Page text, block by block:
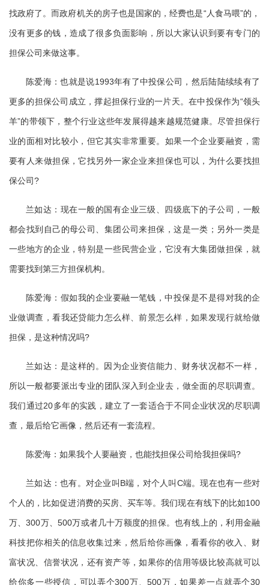
找政府了。而政府机关的房子也是国家的，经费也是“人食马喂”的，
没有更多的钱，造成了很多负面影响，所以大家认识到要有专门的
担保公司来做这事。
陈爱海：也就是说1993年有了中投保公司，然后陆陆续续有了
更多的担保公司成立，撑起担保行业的一片天。在中投保作为“领头
羊”的带领下，整个行业这些年发展得越来越规范健康。尽管担保行
业的面相对比较小，但它其实非常重要。如果一个企业要融资，需
要有人来做担保，它找另外一家企业来担保也可以，为什么要找担
保公司?
兰如达：现在一般的国有企业三级、四级底下的子公司，一般
都会找到自己的母公司、集团公司来担保，这是一类；另外一类是
一些地方的企业，特别是一些民营企业，它没有大集团做担保，就
需要找到第三方担保机构。
陈爱海：假如我的企业要融一笔钱，中投保是不是得对我的企
业做调查，看我还贷能力怎么样、前景怎么样，如果发现行就给做
担保，是这种情况吗?
兰如达：是这样的。因为企业资信能力、财务状况都不一样，
所以一般都要派出专业的团队深入到企业去，做全面的尽职调查。
我们通过20多年的实践，建立了一套适合于不同企业状况的尽职调
查，最后给它画像，然后还有一套流程。
陈爱海：如果我个人要融资，也能找担保公司给我担保吗?
兰如达：也有。对企业叫B端，对个人叫C端。现在也有一些对
个人的，比如促进消费的买房、买车等。我们现在有线下的比如100
万、300万、500万或者几十万额度的担保。也有线上的，利用金融
科技把你相关的信息收集过来，然后给你画像，看看你的收入、财
富状况、信誉状况，还有资产等，如果你的信用等级比较高就可以
给你多一些授信，可以弄个300万、500万，如果差一点就弄个30